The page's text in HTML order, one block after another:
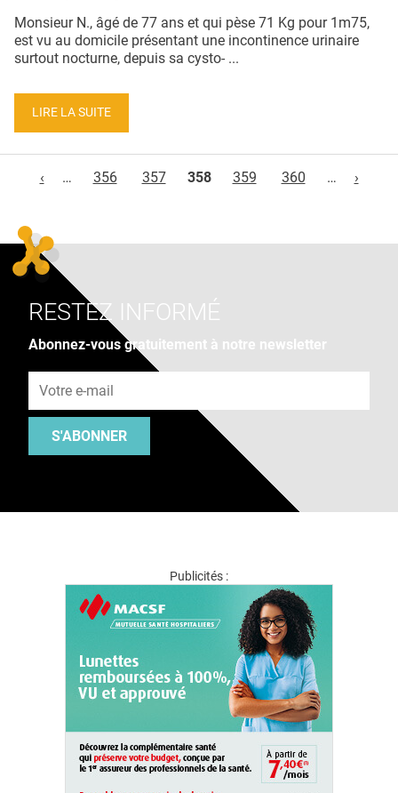
Monsieur N., âgé de 77 ans et qui pèse 71 Kg pour 1m75,
est vu au domicile présentant une incontinence urinaire
surtout nocturne, depuis sa cysto- ...
LIRE LA SUITE
‹
… 356 357 358 359 360 … ›
RESTEZ INFORMÉ
Abonnez-vous gratuitement à notre newsletter
S'ABONNER
Publicités :